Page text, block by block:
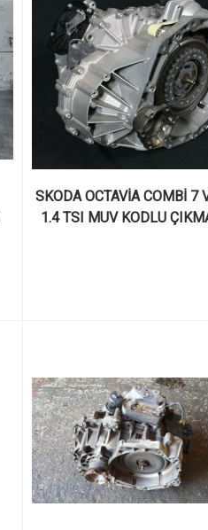
SKODA OCTAVİA COMBİ 7
1.4 TSI MUV KODLU